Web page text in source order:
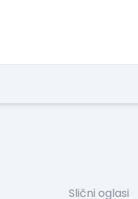
Slični oglasi